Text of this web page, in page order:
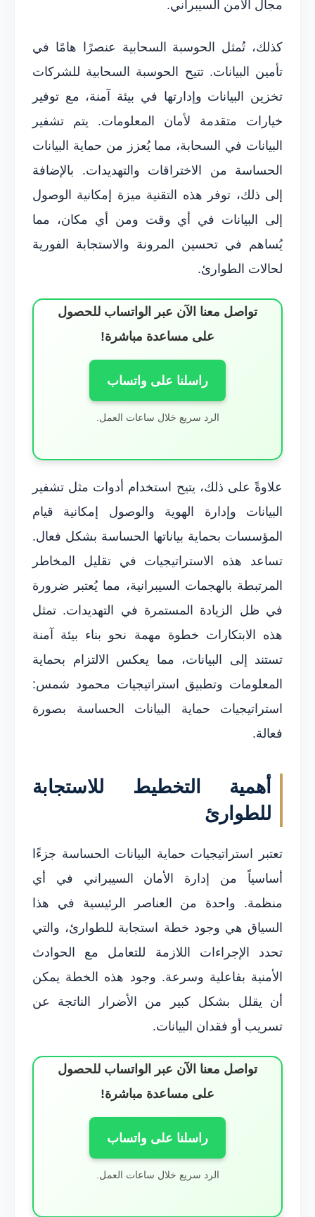
مجال الأمن السيبراني.
كذلك، تُمثل الحوسبة السحابية عنصرًا هامًا في
تأمين البيانات. تتيح الحوسبة السحابية للشركات
تخزين البيانات وإدارتها في بيئة آمنة، مع توفير
خيارات متقدمة لأمان المعلومات. يتم تشفير
البيانات في السحابة، مما يُعزز من حماية البيانات
الحساسة من الاختراقات والتهديدات. بالإضافة
إلى ذلك، توفر هذه التقنية ميزة إمكانية الوصول
إلى البيانات في أي وقت ومن أي مكان، مما
يُساهم في تحسين المرونة والاستجابة الفورية
لحالات الطوارئ.
تواصل معنا الآن عبر الواتساب للحصول
على مساعدة مباشرة!
راسلنا على واتساب
الرد سريع خلال ساعات العمل.
علاوةً على ذلك، يتيح استخدام أدوات مثل تشفير
البيانات وإدارة الهوية والوصول إمكانية قيام
المؤسسات بحماية بياناتها الحساسة بشكل فعال.
تساعد هذه الاستراتيجيات في تقليل المخاطر
المرتبطة بالهجمات السيبرانية، مما يُعتبر ضرورة
في ظل الزيادة المستمرة في التهديدات. تمثل
هذه الابتكارات خطوة مهمة نحو بناء بيئة آمنة
تستند إلى البيانات، مما يعكس الالتزام بحماية
المعلومات وتطبيق استراتيجيات محمود شمس:
استراتيجيات حماية البيانات الحساسة بصورة
فعالة.
أهمية التخطيط للاستجابة
للطوارئ
تعتبر استراتيجيات حماية البيانات الحساسة جزءًا
أساسياً من إدارة الأمان السيبراني في أي
منظمة. واحدة من العناصر الرئيسية في هذا
السياق هي وجود خطة استجابة للطوارئ، والتي
تحدد الإجراءات اللازمة للتعامل مع الحوادث
الأمنية بفاعلية وسرعة. وجود هذه الخطة يمكن
أن يقلل بشكل كبير من الأضرار الناتجة عن
تسريب أو فقدان البيانات.
تواصل معنا الآن عبر الواتساب للحصول
على مساعدة مباشرة!
راسلنا على واتساب
الرد سريع خلال ساعات العمل.